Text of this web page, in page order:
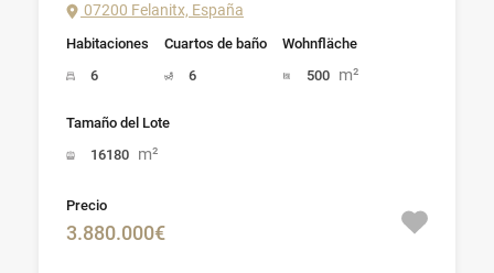
07200 Felanitx, España
Habitaciones
6
Cuartos de baño
6
Wohnfläche
500 m²
Tamaño del Lote
16180 m²
Precio
3.880.000€